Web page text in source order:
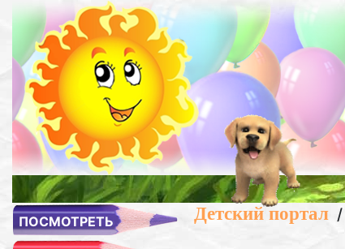
ПОСМОТРЕТЬ Детский портал /